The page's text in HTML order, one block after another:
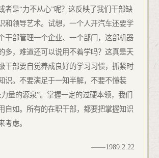
者是“力不从心”呢？这反映了我们干部缺
和领导艺术。试想，一个人开汽车还要学
干部管理一个企业、一个部门，这部机器
多，难道还可以说用不着学吗？这真是天
干部要自觉养成良好的学习习惯，抓紧时
识。不要满足于一知半解，不要不懂装
量的源泉”。掌握一定的过硬本领，我们
自如。所有的在职干部，都要把掌握知识
考虑。
——1989.2.22